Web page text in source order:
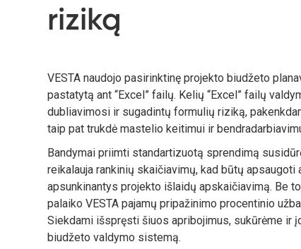
riziką
VESTA naudojo pasirinktinę projekto biudžeto
pastatytą ant “Excel” failų. Kelių “Excel” failų
dubliavimosi ir sugadintų formulių riziką,
taip pat trukdė mastelio keitimui ir
Bandymai priimti standartizuotą sprendimą
reikalauja rankinių skaičiavimų, kad būtų apsaugoti
apsunkinantys projekto išlaidų apskaičiavimą. Be
palaiko VESTA pajamų pripažinimo procentinio
Siekdami išspręsti šiuos apribojimus, sukūrėme ir
biudžeto valdymo sistemą.